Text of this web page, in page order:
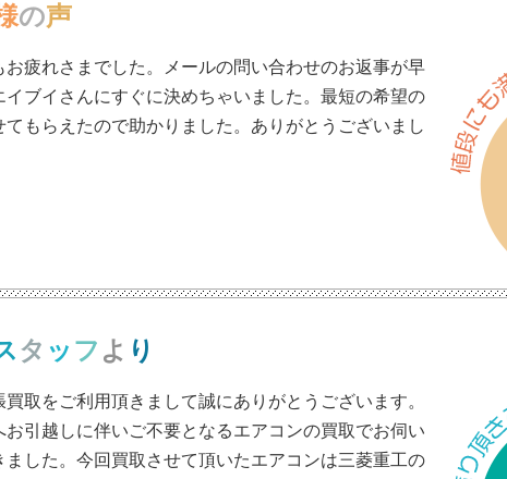
の声
お疲れさまでした。メールの問い合わせのお返事が早
イブイさんにすぐに決めちゃいました。最短の希望の
てもらえたので助かりました。ありがとうございまし
タ ッ フ よ り
買取をご利用頂きまして誠にありがとうございます。
お引越しに伴いご不要となるエアコンの買取でお伺い
ました。今回買取させて頂いたエアコンは三菱重工の